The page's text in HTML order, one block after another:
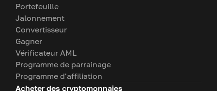
Portefeuille
Jalonnement
Convertisseur
Gagner
Vérificateur AML
Programme de parrainage
Programme d'affiliation
Acheter des cryptomonnaies